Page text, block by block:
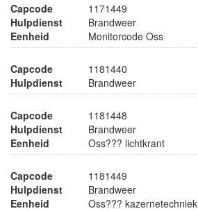
Capcode
1171449
Hulpdienst
Brandweer
Eenheid
Monitorcode Oss
Capcode
1181440
Hulpdienst
Brandweer
Capcode
1181448
Hulpdienst
Brandweer
Eenheid
Oss??? lichtkrant
Capcode
1181449
Hulpdienst
Brandweer
Eenheid
Oss??? kazernetechniek